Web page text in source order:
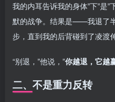
我的内耳告诉我的身体”下”是
默的战争。结果是——我退了
步，直到我的后背碰到了凌渡
“别退，”他说，”你越退，它越
二、不是重力反转